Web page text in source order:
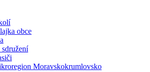
obce
Moravskokrumlovsko